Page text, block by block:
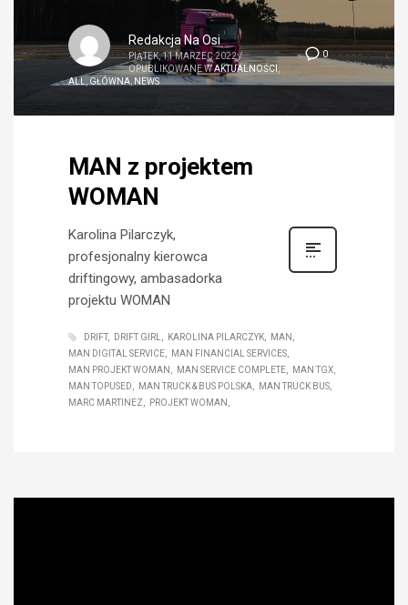
0
Redakcja Na Osi
PIĄTEK, 11 MARZEC 2022/
OPUBLIKOWANE WAKTUALNOŚCI
ALL
GŁÓWNA NEWS
MAN z projektem
WOMAN
Karolina Pilarczyk,
profesjonalny kierowca
driftingowy, ambasadorka
projektu WOMAN
DRIFT DRIFT GIRL KAROLINA PILARCZYK
MAN
MAN DIGITAL SERVICE
MAN FINANCIAL SERVICES
MAN PROJEKT WOMAN
MAN SERVICE COMPLETE
MAN TGX
MAN TOPUSED
MAN TRUCK & BUS POLSKA
MAN TRUCK BUS
MARC MARTINEZ
PROJEKT WOMAN